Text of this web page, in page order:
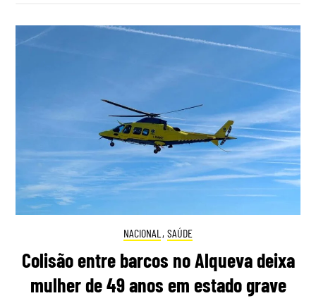
NACIONAL , SAÚDE
Colisão entre barcos no Alqueva deixa
mulher de 49 anos em estado grave